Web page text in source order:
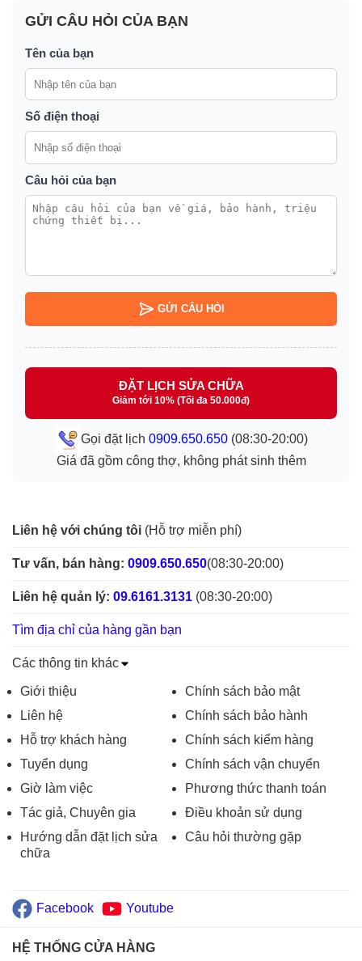
GỬI CÂU HỎI CỦA BẠN
Tên của bạn
Số điện thoại
Câu hỏi của bạn
GỬI CÂU HỎI
ĐẶT LỊCH SỬA CHỮA
Giảm tới 10% (Tối đa 50.000đ)
Gọi đặt lịch 0909.650.650(08:30-20:00)
Giá đã gồm công thợ, không phát sinh thêm
Liên hệ với chúng tôi (Hỗ trợ miễn phí)
Tư vấn, bán hàng: 0909.650.650(08:30-20:00)
Liên hệ quản lý: 09.6161.3131 (08:30-20:00)
Tìm địa chỉ của hàng gần bạn
Các thông tin khác
Giới thiệu
Liên hệ
Hỗ trợ khách hàng
Tuyển dụng
Giờ làm việc
Tác giả, Chuyên gia
Hướng dẫn đặt lịch sửa
chữa
Chính sách bảo mật
Chính sách bảo hành
Chính sách kiểm hàng
Chính sách vận chuyển
Phương thức thanh toán
Điều khoản sử dụng
Câu hỏi thường gặp
Facebook Youtube
HỆ THỐNG CỬA HÀNG